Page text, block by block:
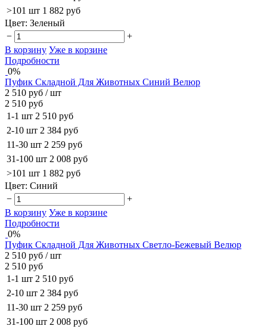
>101 шт 1 882 руб
Цвет: Зеленый
−
+
В корзину Уже в корзине
Подробности
0%
Пуфик Складной Для Животных Синий Велюр
2 510 руб / шт
2 510 руб
1-1 шт 2 510 руб
2-10 шт 2 384 руб
11-30 шт 2 259 руб
31-100 шт 2 008 руб
>101 шт 1 882 руб
Цвет: Синий
−
+
В корзину Уже в корзине
Подробности
0%
Пуфик Складной Для Животных Светло-Бежевый Велюр
2 510 руб / шт
2 510 руб
1-1 шт 2 510 руб
2-10 шт 2 384 руб
11-30 шт 2 259 руб
31-100 шт 2 008 руб